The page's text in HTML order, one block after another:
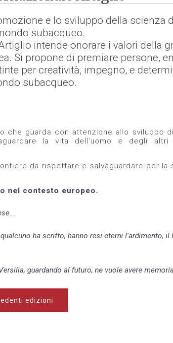
e lo sviluppo della scienza
subacqueo.
intende onorare i valori della
Si propone di premiare persone,
per creatività, impegno, e
subacqueo.
che guarda con attenzione allo sviluppo
la vita dell'uomo e degli altri
da rispettare e salvaguardare per la
nel contesto europeo.
ha scritto, hanno resi eterni l'ardimento, il
guardando al futuro, ne vuole avere
edizioni